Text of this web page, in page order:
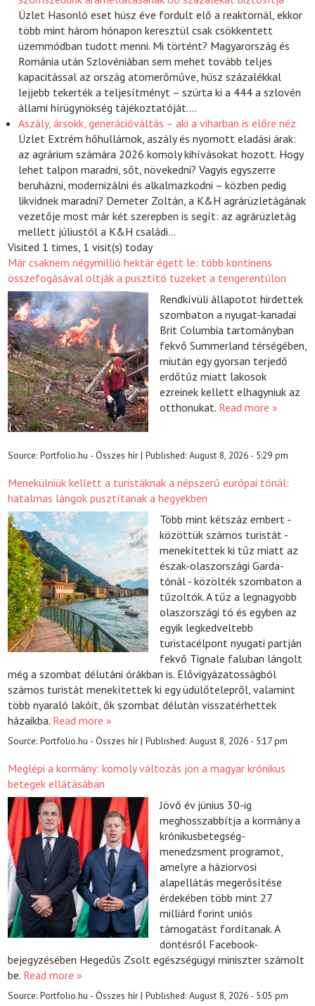
Üzlet Hasonló eset húsz éve fordult elő a reaktornál, ekkor
több mint három hónapon keresztül csak csökkentett
üzemmódban tudott menni. Mi történt? Magyarország és
Románia után Szlovéniában sem mehet tovább teljes
kapacitással az ország atomerőműve, húsz százalékkal
lejjebb tekerték a teljesítményt – szúrta ki a 444 a szlovén
állami hírügynökség tájékoztatóját.…
Aszály, ársokk, generációváltás – aki a viharban is előre néz
Üzlet Extrém hőhullámok, aszály és nyomott eladási árak:
az agrárium számára 2026 komoly kihívásokat hozott. Hogy
lehet talpon maradni, sőt, növekedni? Vagyis egyszerre
beruházni, modernizálni és alkalmazkodni – közben pedig
likvidnek maradni? Demeter Zoltán, a K&H agrárüzletágának
vezetője most már két szerepben is segít: az agrárüzletág
mellett júliustól a K&H családi…
Visited 1 times, 1 visit(s) today
Már csaknem négymillió hektár égett le: több kontinens
összefogásával oltják a pusztító tüzeket a tengerentúlon
Rendkívüli állapotot hirdettek
szombaton a nyugat-kanadai
Brit Columbia tartományban
fekvő Summerland térségében,
miután egy gyorsan terjedő
erdőtűz miatt lakosok
ezreinek kellett elhagyniuk az
otthonukat. Read more »
Source:Portfolio.hu - Összes hír|Published:August 8, 2026 - 5:29 pm
Menekülniük kellett a turistáknak a népszerű európai tónál:
hatalmas lángok pusztítanak a hegyekben
Több mint kétszáz embert -
közöttük számos turistát -
menekítettek ki tűz miatt az
észak-olaszországi Garda-
tónál - közölték szombaton a
tűzoltók. A tűz a legnagyobb
olaszországi tó és egyben az
egyik legkedveltebb
turistacélpont nyugati partján
fekvő Tignale faluban lángolt
még a szombat délutáni órákban is. Elővigyázatosságból
számos turistát menekítettek ki egy üdülőtelepről, valamint
több nyaraló lakóit, ők szombat délután visszatérhettek
házaikba. Read more »
Source:Portfolio.hu - Összes hír|Published:August 8, 2026 - 5:17 pm
Meglépi a kormány: komoly változás jön a magyar krónikus
betegek ellátásában
Jövő év június 30-ig
meghosszabbítja a kormány a
krónikusbetegség-
menedzsment programot,
amelyre a háziorvosi
alapellátás megerősítése
érdekében több mint 27
milliárd forint uniós
támogatást fordítanak. A
döntésről Facebook-
bejegyzésében Hegedűs Zsolt egészségügyi miniszter számolt
be. Read more »
Source:Portfolio.hu - Összes hír|Published:August 8, 2026 - 5:05 pm